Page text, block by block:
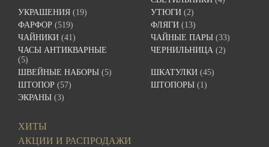
УКРАШЕНИЯ (19) УТЮГИ (2)
ФАРФОР (519) ФЛЯГИ (13)
ЧАЙНИКИ (41) ЧАЙНЫЕ ПАРЫ (33)
ЧАСЫ АНТИКВАРНЫЕ
(5)
ЧЕРНИЛЬНИЦА (2)
ШВЕЙНЫЕ НАБОРЫ (5) ШКАТУЛКИ (45)
ШТОПОР (57) ШТОПОРЫ (1)
ЭКРАНЫ (3)
ХИТЫ
АКЦИИ И РАСПРОДАЖИ